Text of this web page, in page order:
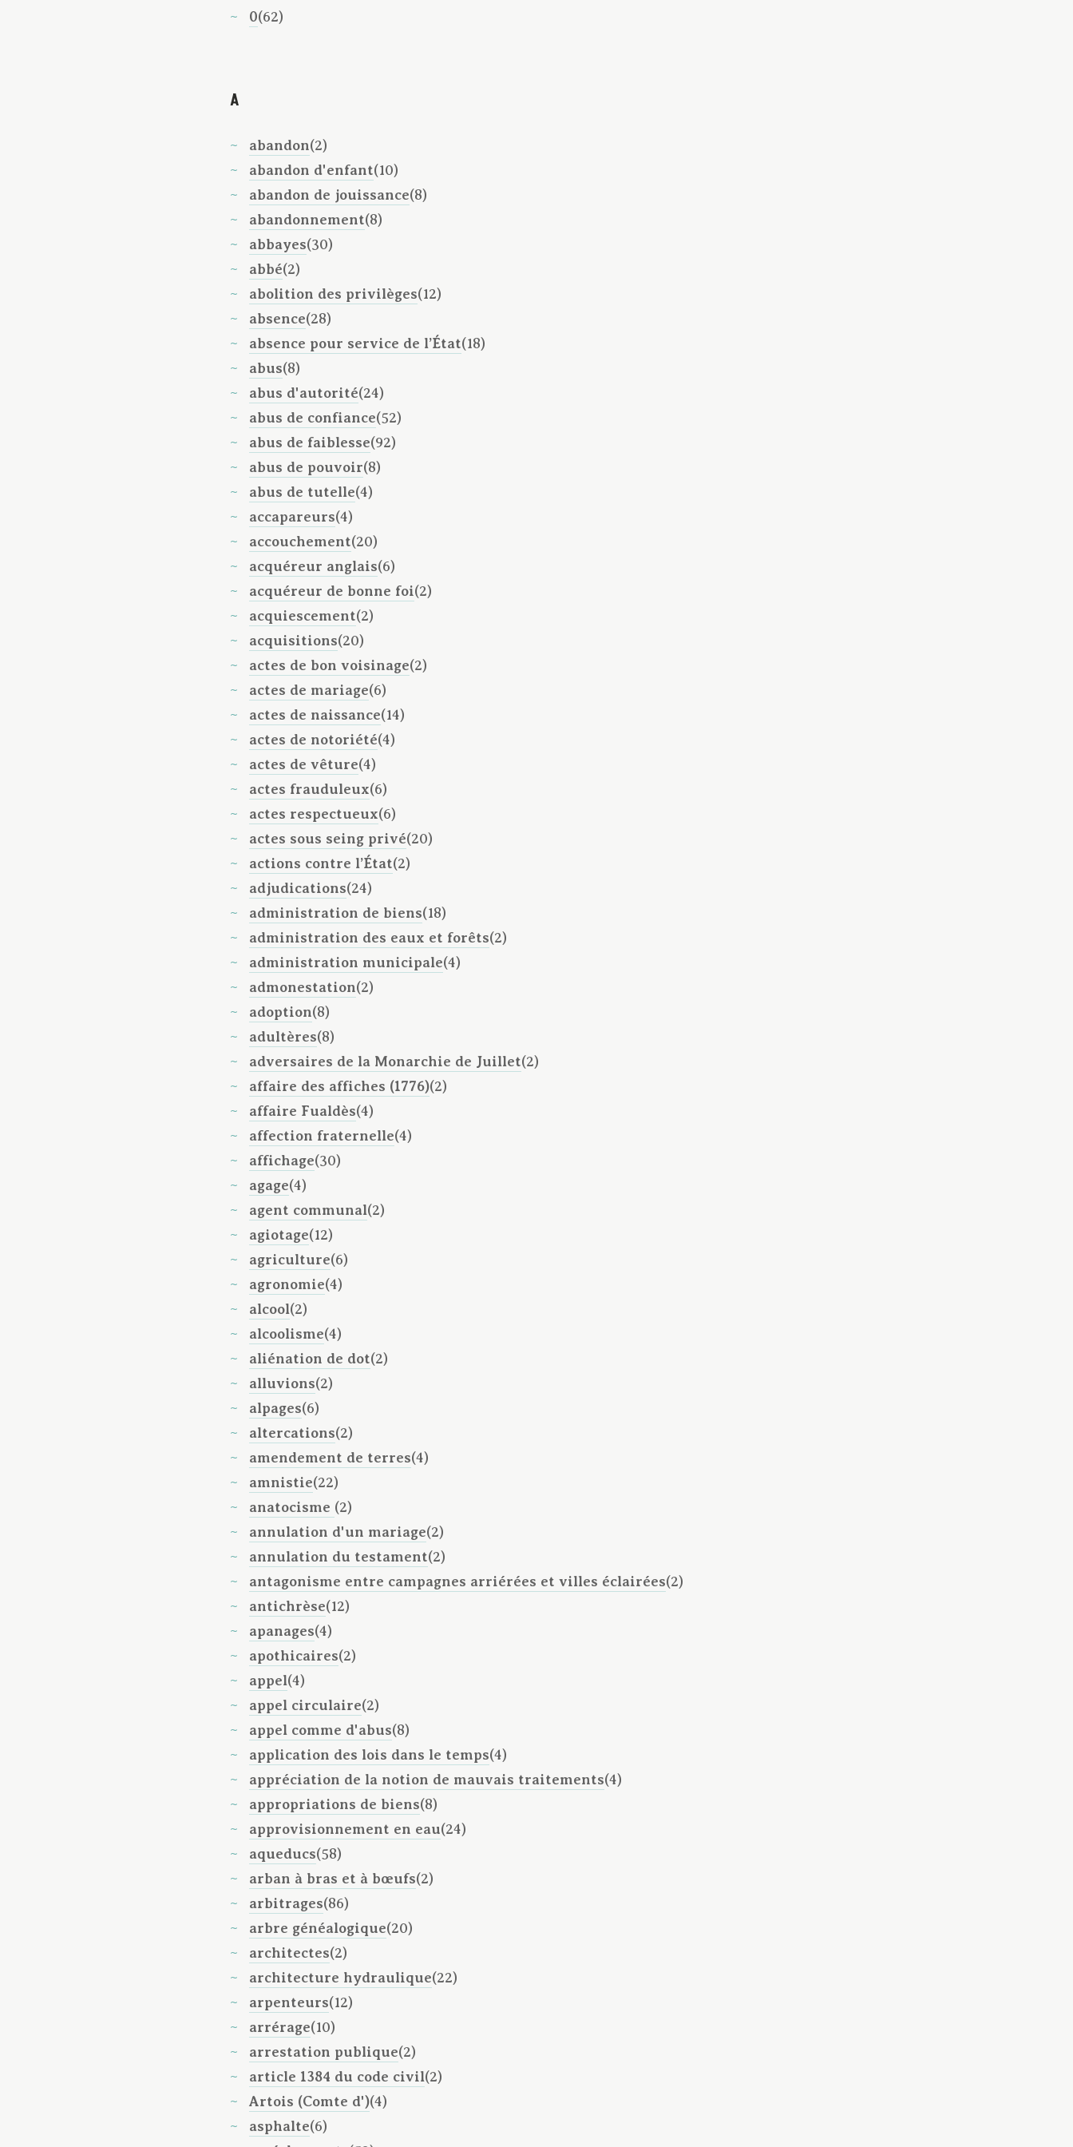
0(62)
A
abandon(2)
abandon d'enfant(10)
abandon de jouissance(8)
abandonnement(8)
abbayes(30)
abbé(2)
abolition des privilèges(12)
absence(28)
absence pour service de l’État(18)
abus(8)
abus d'autorité(24)
abus de confiance(52)
abus de faiblesse(92)
abus de pouvoir(8)
abus de tutelle(4)
accapareurs(4)
accouchement(20)
acquéreur anglais(6)
acquéreur de bonne foi(2)
acquiescement(2)
acquisitions(20)
actes de bon voisinage(2)
actes de mariage(6)
actes de naissance(14)
actes de notoriété(4)
actes de vêture(4)
actes frauduleux(6)
actes respectueux(6)
actes sous seing privé(20)
actions contre l’État(2)
adjudications(24)
administration de biens(18)
administration des eaux et forêts(2)
administration municipale(4)
admonestation(2)
adoption(8)
adultères(8)
adversaires de la Monarchie de Juillet(2)
affaire des affiches (1776)(2)
affaire Fualdès(4)
affection fraternelle(4)
affichage(30)
agage(4)
agent communal(2)
agiotage(12)
agriculture(6)
agronomie(4)
alcool(2)
alcoolisme(4)
aliénation de dot(2)
alluvions(2)
alpages(6)
altercations(2)
amendement de terres(4)
amnistie(22)
anatocisme (2)
annulation d'un mariage(2)
annulation du testament(2)
antagonisme entre campagnes arriérées et villes éclairées(2)
antichrèse(12)
apanages(4)
apothicaires(2)
appel(4)
appel circulaire(2)
appel comme d'abus(8)
application des lois dans le temps(4)
appréciation de la notion de mauvais traitements(4)
appropriations de biens(8)
approvisionnement en eau(24)
aqueducs(58)
arban à bras et à bœufs(2)
arbitrages(86)
arbre généalogique(20)
architectes(2)
architecture hydraulique(22)
arpenteurs(12)
arrérage(10)
arrestation publique(2)
article 1384 du code civil(2)
Artois (Comte d')(4)
asphalte(6)